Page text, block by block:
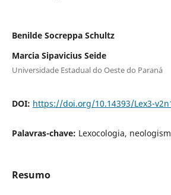
Benilde Socreppa Schultz
Marcia Sipavicius Seide
Universidade Estadual do Oeste do Paraná
DOI: https://doi.org/10.14393/Lex3-
Palavras-chave: Lexocologia,
Resumo